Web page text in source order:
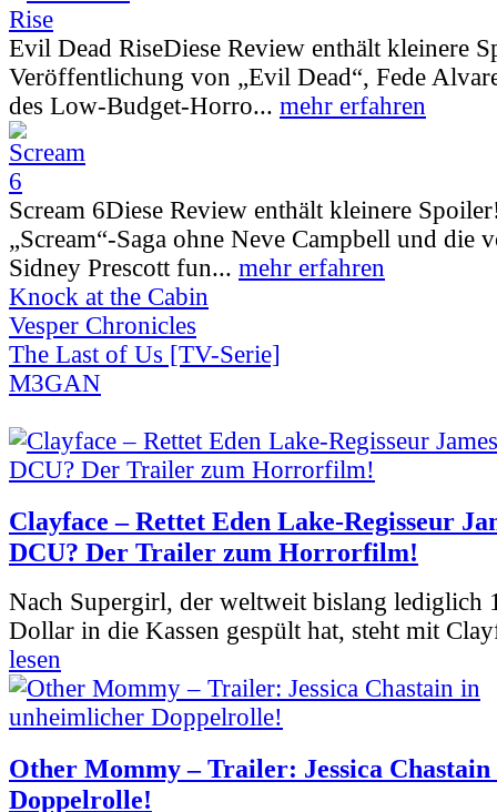
Evil Dead RiseDiese Review enthält kleinere
Veröffentlichung von „Evil Dead“, Fede
des Low-Budget-Horro... mehr erfahren
Scream 6Diese Review enthält kleinere
„Scream“-Saga ohne Neve Campbell und die
Sidney Prescott fun... mehr erfahren
Knock at the Cabin
Vesper Chronicles
The Last of Us [TV-Serie]
M3GAN
Clayface – Rettet Eden Lake-Regisseur
DCU? Der Trailer zum Horrorfilm!
Nach Supergirl, der weltweit bislang lediglich
Dollar in die Kassen gespült hat, steht mit
lesen
Other Mommy – Trailer: Jessica
Doppelrolle!